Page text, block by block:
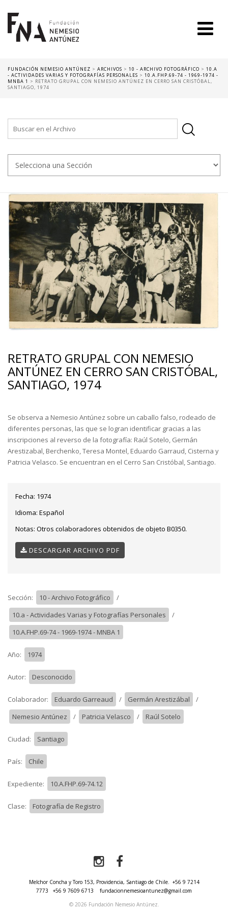
FUNDACIÓN NEMESIO ANTÚNEZ > ARCHIVOS > 10 - ARCHIVO FOTOGRÁFICO > 10.A
- ACTIVIDADES VARIAS Y FOTOGRAFÍAS PERSONALES > 10.A.FHP.69-74 - 1969-1974 -
MNBA 1 > RETRATO GRUPAL CON NEMESIO ANTÚNEZ EN CERRO SAN CRISTÓBAL,
SANTIAGO, 1974
RETRATO GRUPAL CON NEMESIO
ANTÚNEZ EN CERRO SAN CRISTÓBAL,
SANTIAGO, 1974
Se observa a Nemesio Antúnez sobre un caballo falso, rodeado de
diferentes personas, las que se logran identificar gracias a las
inscripciones al reverso de la fotografía: Raúl Sotelo, Germán
Arestizabal, Berchenko, Teresa Montel, Eduardo Garraud, Cisterna y
Patricia Velasco. Se encuentran en el Cerro San Cristóbal, Santiago.
Fecha: 1974
Idioma: Español
Notas: Otros colaboradores obtenidos de objeto B0350.
DESCARGAR ARCHIVO PDF
Sección: 10 - Archivo Fotográfico
/
10.a - Actividades Varias y Fotografías Personales
/
10.A.FHP.69-74 - 1969-1974 - MNBA 1
Año: 1974
Autor: Desconocido
Colaborador: Eduardo Garreaud / Germán Arestizábal
/
Nemesio Antúnez
/ Patricia Velasco / Raúl Sotelo
Ciudad: Santiago
País: Chile
Expediente: 10.A.FHP.69-74.12
Clase: Fotografía de Registro
Melchor Concha y Toro 153, Providencia, Santiago de Chile.
+56 9 7214
7773
+56 9 7609 6713
fundacionnemesioantunez@gmail.com
© 2026 Fundación Nemesio Antúnez.